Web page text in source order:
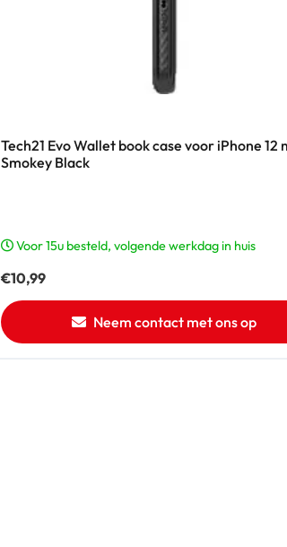
Tech21 Evo Wallet book case voor iPhone 12
Smokey Black
Voor 15u besteld, volgende werkdag in huis
€10,99
Neem contact met ons op